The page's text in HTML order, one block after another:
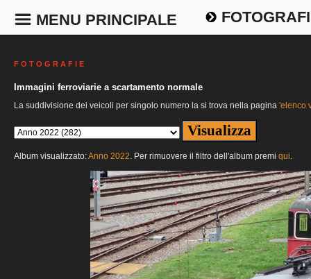
MENU PRINCIPALE
F O T O G R A F I E
Immagini ferroviarie a scartamento normale
La suddivisione dei veicoli per singolo numero la si trova nella pagina 'elenco
Album visualizzato:Anno 2022. Per rimuovere il filtro dell'album premi qui.